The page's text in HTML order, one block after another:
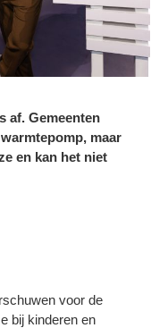
af. Gemeenten
maar
en kan het niet
voor de
bij kinderen en